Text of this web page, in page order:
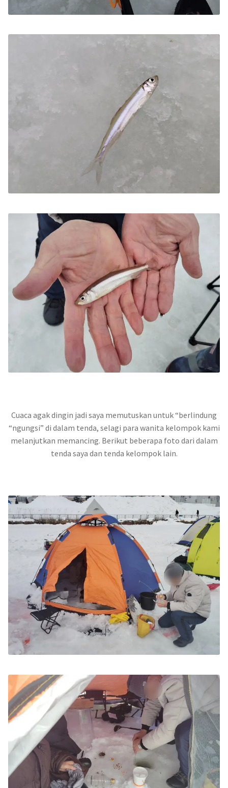
Cuaca agak dingin jadi saya memutuskan untuk “berlindung
“ngungsi” di dalam tenda, selagi para wanita kelompok kami
melanjutkan memancing. Berikut beberapa foto dari dalam
tenda saya dan tenda kelompok lain.